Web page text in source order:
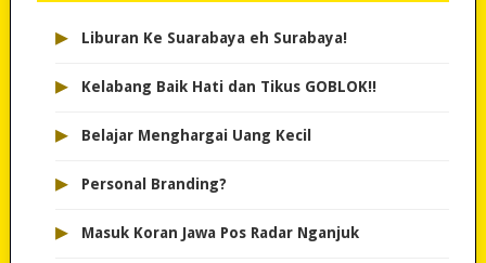
▸ Liburan Ke Suarabaya eh Surabaya!
▸ Kelabang Baik Hati dan Tikus GOBLOK!!
▸ Belajar Menghargai Uang Kecil
▸ Personal Branding?
▸ Masuk Koran Jawa Pos Radar Nganjuk